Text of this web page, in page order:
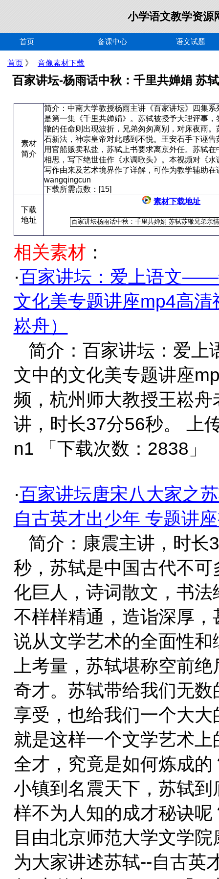
小学语文教学资
首页 备课中心 语文试题
首页 》 音像素材下载
百家讲坛-杨雨话中秋：千里共婵娟 苏
素材
简介
简介：中南大学教授杨雨主讲《百家讲坛》四集系
是第一集《千里共婵娟》。苏轼被授予大理评事
辙的任命则出现波折，兄弟匆匆离别，对床夜雨
石新法，神宗皇帝对此感到不悦。王安石手下诬
用官船贩卖私盐，苏轼上书要求离京外任。苏轼
相思，写下绝世佳作《水调歌头》。本视频对《水
写作由来及艺术境界作了详解，可作为教学辅助
wangqingcun
下载所需点数：[15]
下载
地址
素材下载地址
相关素材 ：
·百家讲坛：爱上语文
文化美专题讲座mp4高清
崧舟）
简介：百家讲坛：爱
文中的文化美专题讲座
频，杭州师大教授王崧舟
讲，时长37分56秒。 上
n1 「下载次数：2838」
·百家讲坛唐宋八大家之
自古英才出少年 专题讲
简介：康震主讲，时长
秒，苏轼是中国古代不可
化巨人，诗词散文，书法
不样样精通，造诣深厚，
说从文学艺术的全面性和
上考量，苏轼堪称空前
奇才。苏轼带给我们无数
享受，也给我们一个大大
就是这样一个文学艺术上
全才，究竟是如何炼成的
小镇到名震天下，苏轼到
样不为人知的成才秘诀呢
目由北京师范大学文学院
为大家讲述苏轼--自古英